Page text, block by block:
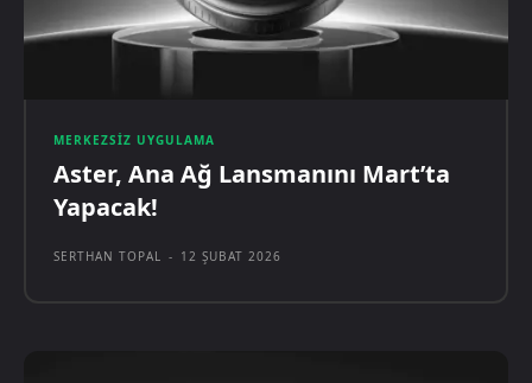
MERKEZSIZ UYGULAMA
Aster, Ana Ağ Lansmanını Mart’ta
Yapacak!
SERTHAN TOPAL - 12 ŞUBAT 2026